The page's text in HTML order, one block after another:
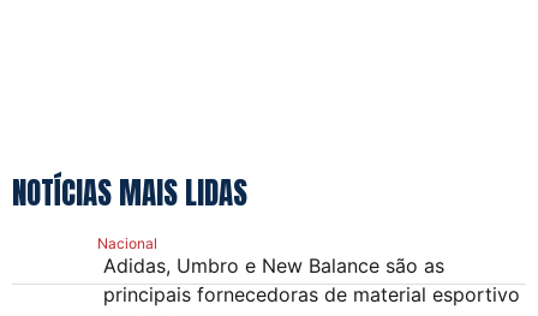
NOTÍCIAS MAIS LIDAS
Nacional
Adidas, Umbro e New Balance são as
principais fornecedoras de material esportivo